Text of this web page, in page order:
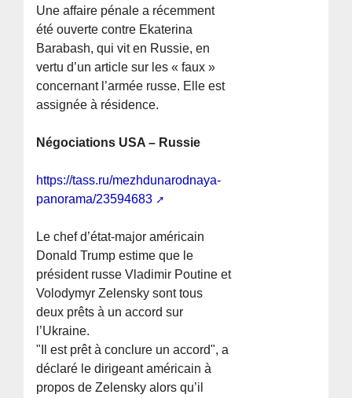
Une affaire pénale a récemment
été ouverte contre Ekaterina
Barabash, qui vit en Russie, en
vertu d’un article sur les « faux »
concernant l’armée russe. Elle est
assignée à résidence.
Négociations USA – Russie
https://tass.ru/mezhdunarodnaya-
panorama/23594683
Le chef d’état-major américain
Donald Trump estime que le
président russe Vladimir Poutine et
Volodymyr Zelensky sont tous
deux prêts à un accord sur
l’Ukraine.
"Il est prêt à conclure un accord", a
déclaré le dirigeant américain à
propos de Zelensky alors qu’il